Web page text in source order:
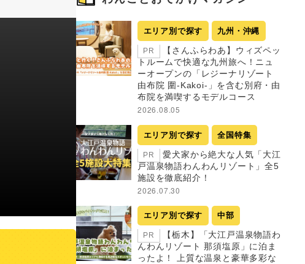
エリア別で探す 九州・沖縄
PR
【さんふらわあ】ウィズペッ
トルームで快適な九州旅へ！ニュ
ーオープンの「レジーナリゾート
由布院 圍-Kakoi-」を含む別府・由
布院を満喫するモデルコース
2026.08.05
エリア別で探す 全国特集
PR
愛犬家から絶大な人気「大江
戸温泉物語わんわんリゾート」全5
施設を徹底紹介！
2026.07.30
エリア別で探す 中部
PR
【栃木】「大江戸温泉物語わ
んわんリゾート 那須塩原」に泊ま
ったよ！ 上質な温泉と豪華多彩な